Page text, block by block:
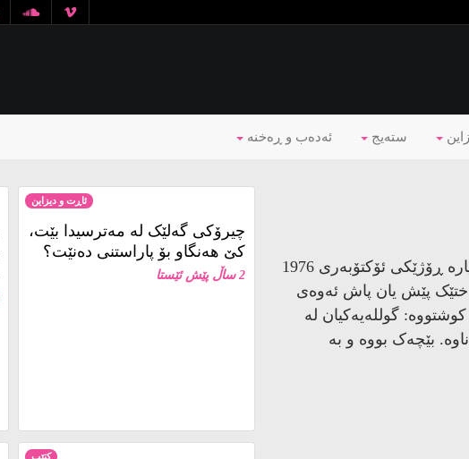
ئه‌ده‌ب و ڕه‌خنه‌ ستەیج
ئاڕت و دیزاین
چیرۆکی گەلێک لە مەترسیدا بێت،
کێ هەنگاو بۆ پاراستنی دەنێت؟
2 ساڵ پێش ئێستا
کتێب
شەش مانگی دیکە، پێ دەنێیتە 19 ساڵییەوە. دیارە ڕۆژێکی ئۆکتۆبەری 1976
پێش یان پاش ئەوەی
گوللەیەکیان لە
بێچەک بووە و بە